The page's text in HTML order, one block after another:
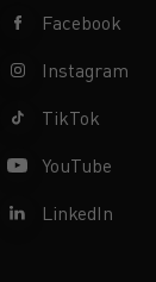
Facebook
Instagram
TikTok
YouTube
LinkedIn